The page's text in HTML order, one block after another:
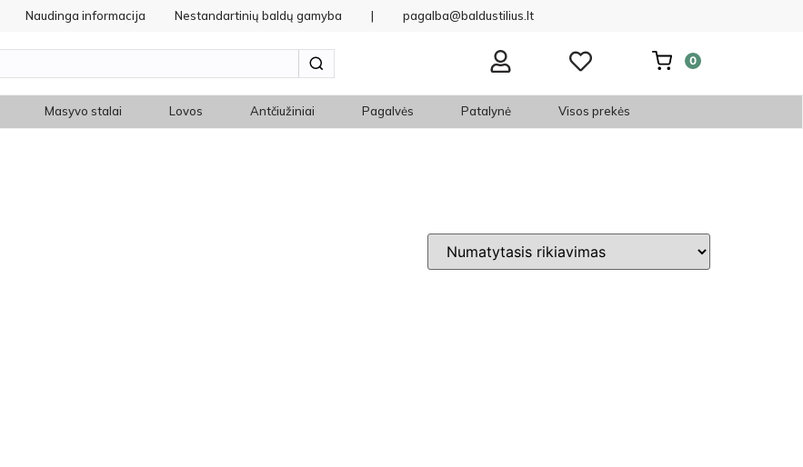
Naudinga informacija Nestandartinių baldų gamyba | pagalba@baldustilius.lt
0
Masyvo stalai Lovos Antčiužiniai Pagalvės Patalynė Visos prekės